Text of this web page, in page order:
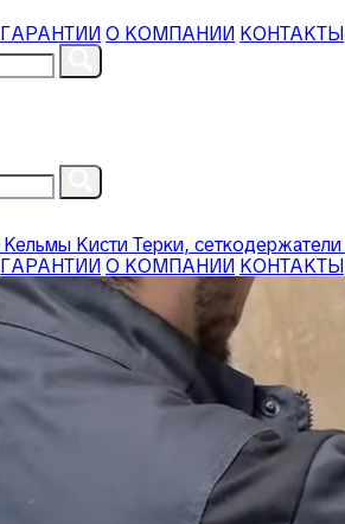
ГАРАНТИИ О КОМПАНИИ КОНТАКТЫ
Кельмы Кисти Терки, сеткодержатели
ГАРАНТИИ О КОМПАНИИ КОНТАКТЫ